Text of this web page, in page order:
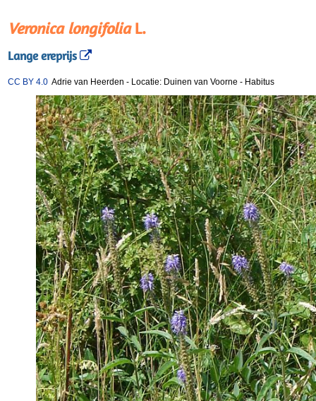
Veronica longifoliaL.
Lange ereprijs
CC BY 4.0 Adrie van Heerden - Locatie: Duinen van Voorne - Habitus